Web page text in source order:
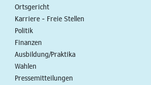
Ortsgericht
Karriere - Freie Stellen
Politik
Finanzen
Ausbildung/Praktika
Wahlen
Pressemitteilungen